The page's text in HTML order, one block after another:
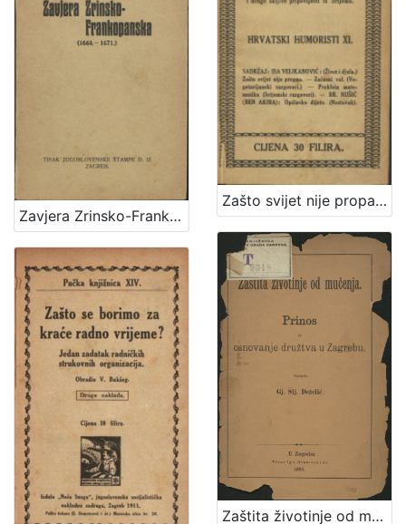
Zavjera Zrinsko-Frankopanska : (1664.-1671.) / Ferdo Šišić
Zašto svijet nije propao i druge šaljive pripovijesti iz Srijema / Isa Velikanović
Zaštita životinje od mučenja : prinos za osnovanje družtva u Zagrebu / sastavio Gj. Stj. Dežalić